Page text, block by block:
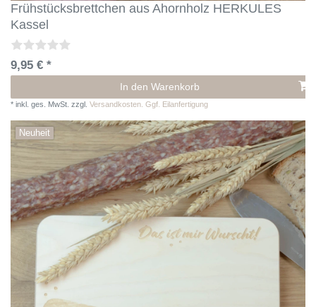
Frühstücksbrettchen aus Ahornholz HERKULES
Kassel
9,95 € *
In den Warenkorb
* inkl. ges. MwSt. zzgl. Versandkosten. Ggf. Eilanfertigung
Neuheit